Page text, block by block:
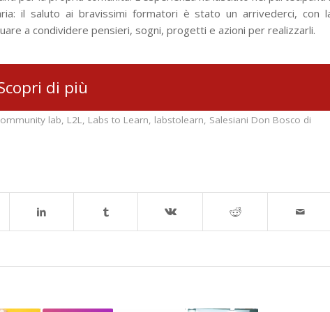
il saluto ai bravissimi formatori è stato un arrivederci, con
a condividere pensieri, sogni, progetti e azioni per realizzarli.
di più
lab, L2L, Labs to Learn, labstolearn, Salesiani Don Bosco di